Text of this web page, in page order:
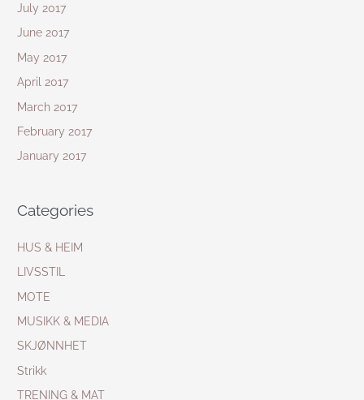
July 2017
June 2017
May 2017
April 2017
March 2017
February 2017
January 2017
Categories
HUS & HEIM
LIVSSTIL
MOTE
MUSIKK & MEDIA
SKJØNNHET
Strikk
TRENING & MAT